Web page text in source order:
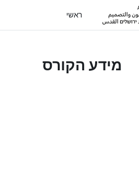
ראשי
מידע הקורס